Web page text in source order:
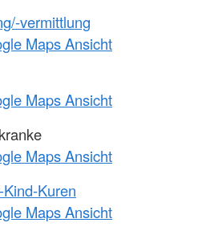
vermittlung
Maps Ansicht
Maps Ansicht
Maps Ansicht
Kuren
Maps Ansicht